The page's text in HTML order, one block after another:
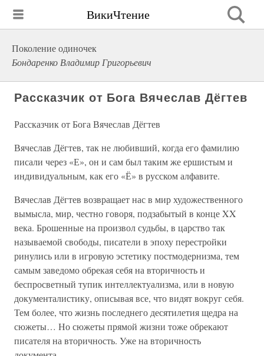
ВикиЧтение
Поколение одиночек
Бондаренко Владимир Григорьевич
Рассказчик от Бога Вячеслав Дёгтев
Рассказчик от Бога Вячеслав Дёгтев
Вячеслав Дёгтев, так не любивший, когда его фамилию
писали через «Е», он и сам был таким же ершистым и
индивидуальным, как его «Ё» в русском алфавите.
Вячеслав Дёгтев возвращает нас в мир художественного
вымысла, мир, честно говоря, подзабытый в конце XX
века. Брошенные на произвол судьбы, в царство так
называемой свободы, писатели в эпоху перестройки
ринулись или в игровую эстетику постмодернизма, тем
самым заведомо обрекая себя на вторичность и
беспросветный тупик интеллектуализма, или в новую
документалистику, описывая все, что видят вокруг себя.
Тем более, что жизнь последнего десятилетия щедра на
сюжеты… Но сюжеты прямой жизни тоже обрекают
писателя на вторичность. Уже на вторичность